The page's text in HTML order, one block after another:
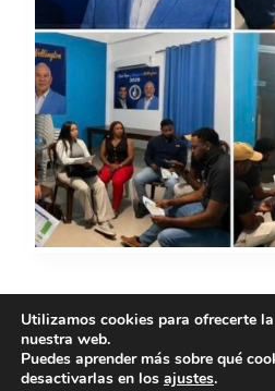
Utilizamos cookies para ofrecerte
nuestra web.
Puedes aprender más sobre qué
desactivarlas en los ajustes.